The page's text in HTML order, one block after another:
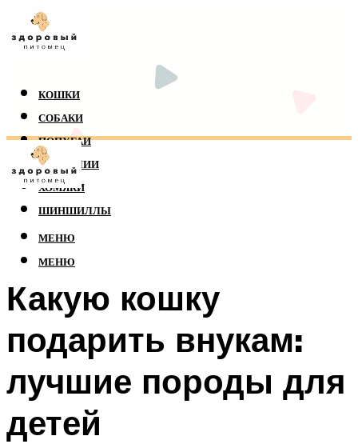
КОШКИ
СОБАКИ
ПОПУГАИ
РЕПТИЛИИ
ХОМЯКИ
ШИНШИЛЛЫ
МЕНЮ
МЕНЮ
Какую кошку
подарить внукам:
лучшие породы для
детей